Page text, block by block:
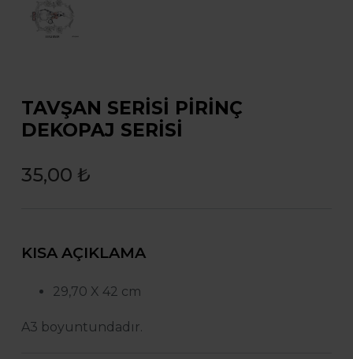
TAVŞAN SERİSİ PİRİNÇ
DEKOPAJ SERİSİ
35,00 ₺
KISA AÇIKLAMA
29,70 X 42 cm
A3 boyuntundadır.